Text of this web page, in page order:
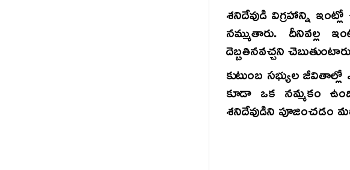
శనిదేవుడి విగ్రహాన్ని
నమ్ముతారు. దీనివల్ల
దెబ్బతినవచ్చని
కుటుంబ సభ్యుల
కూడా ఒక నమ్మకం
శనిదేవుడిని పూజించడం